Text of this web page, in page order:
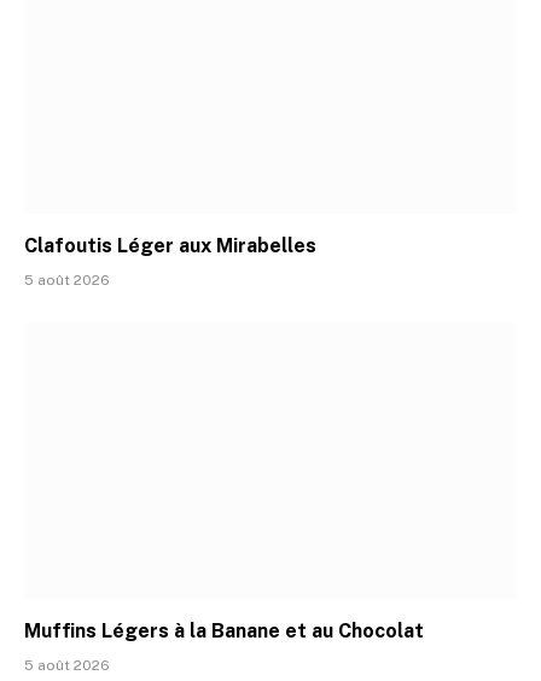
Clafoutis Léger aux Mirabelles
5 août 2026
Muffins Légers à la Banane et au Chocolat
5 août 2026